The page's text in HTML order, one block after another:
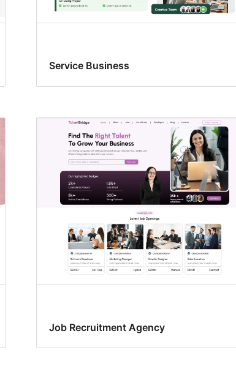
Service Business
Job Recruitment Agency